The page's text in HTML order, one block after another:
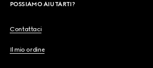
POSSIAMO AIUTARTI?
Contattaci
Il mio ordine